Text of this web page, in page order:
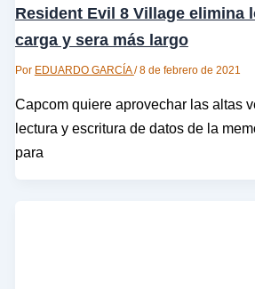
Resident Evil 8 Village elimina
carga y sera más largo
Por EDUARDO GARCÍA/8 de febrero de 2021
Capcom quiere aprovechar las altas
lectura y escritura de datos de la
para